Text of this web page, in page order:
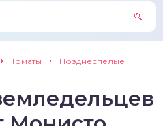
Томаты Позднеспелые